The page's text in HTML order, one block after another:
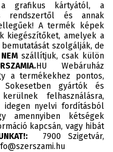
grafikus kártyától, a
rendszertől és annak
A termék képek
kiegészítőket, amelyek a
szolgálják, de
NEM szállítjuk, csak külön
HU Webáruház
a termékekhez pontos,
gyártók és
felhasználásra,
idegen nyelvi fordításból
amennyiben kétségek
kapcsán, vagy hibát
7900 Szigetvár,